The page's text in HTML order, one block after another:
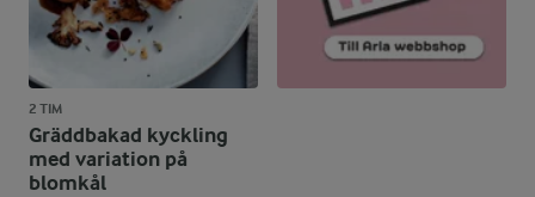
2 TIM
Gräddbakad kyckling
med variation på
blomkål